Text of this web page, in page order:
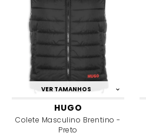
VER TAMANHOS
HUGO
Colete Masculino Brentino -
Preto